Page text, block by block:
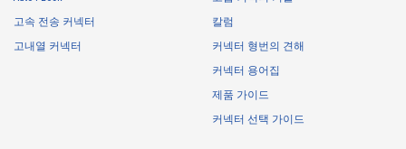
usage status on this website, including identifiers such as IP
information of Customers’ member services held by the Company.
Cookie information that is associated with personal information will be
handled in accordance with the following and the Cookie Policy.
고속 전송 커넥터
고내열 커넥터
칼럼
커넥터 형번의 견해
커넥터 용어집
제품 가이드
커넥터 선택 가이드